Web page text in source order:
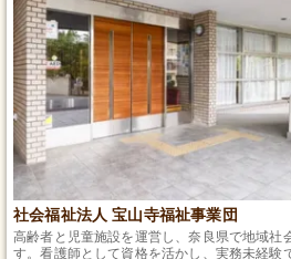
社会福祉法人 宝山寺福祉事業団
高齢者と児童施設を運営し、奈良県で地域社
す。看護師として資格を活かし、実務未経験